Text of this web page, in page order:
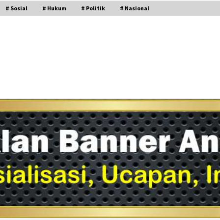
# Sosial # Hukum # Politik # Nasional